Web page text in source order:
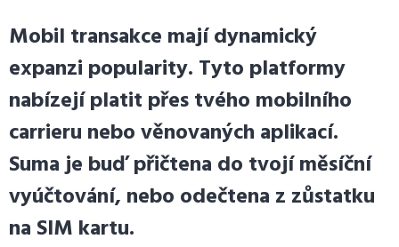
Mobil transakce mají dynamický
expanzi popularity. Tyto platformy
nabízejí platit přes tvého mobilního
carrieru nebo věnovaných aplikací.
Suma je buď přičtena do tvojí měsíční
vyúčtování, nebo odečtena z zůstatku
na SIM kartu.